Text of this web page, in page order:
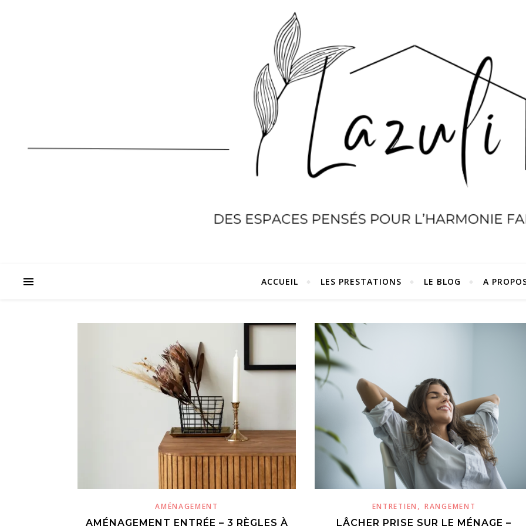
ACCUEIL LES PRESTATIONS LE BLOG A
AMÉNAGEMENT
AMÉNAGEMENT ENTRÉE – 3 RÈGLES À
ENTRETIEN , RANGEMENT
LÂCHER PRISE SUR LE MÉNAGE –